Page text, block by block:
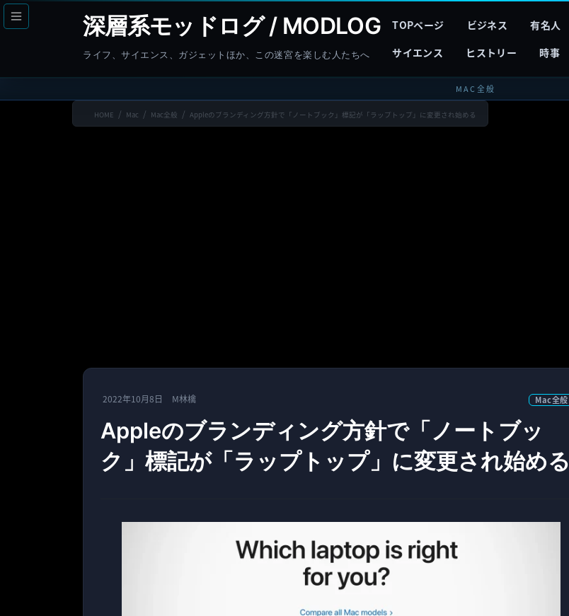
コ
ン
へ
ナ
ビ
ョ
深層系モッドログ / MODLOG
ライフ、サイエンス、ガジェットほか、この迷宮を楽しむ人たちへ
TOPページ ビジネス 有名人
サイエンス
ヒストリー 時事
MAC全般
HOME Mac Mac全般 Appleのブランディング方針で「ノートブック」標記が「ラップトップ」に変更され始める
2022年10月8日 M林檎 Mac全般
Appleのブランディング方針で「ノートブッ
ク」標記が「ラップトップ」に変更され始める